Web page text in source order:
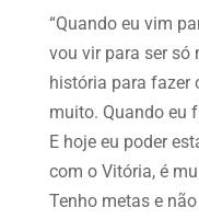
“Quando eu vim
vou vir para ser só
história para fazer
muito. Quando eu
E hoje eu poder
com o Vitória, é
Tenho metas e